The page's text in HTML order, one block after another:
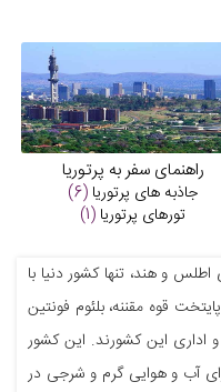
راهنمای سفر به پرتوریا
جاذبه های پرتوریا (6)
تورهای پرتوریا (1)
و هند، تنها کشور دنیا با
قوه مقننه، بلئوم فونتین
اداری این کشورند. این کشور
آب و هوایی گرم و شرجی در